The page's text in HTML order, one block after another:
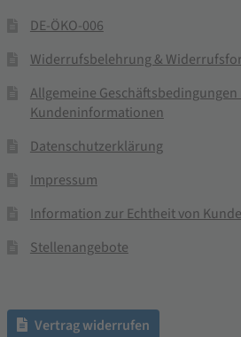
DE-ÖKO-006
Widerrufsbelehrung &
Allgemeine
Kundeninformationen
Datenschutzerklärung
Impressum
Information zur Echtheit von
Stellenangebote
Vertrag widerrufen